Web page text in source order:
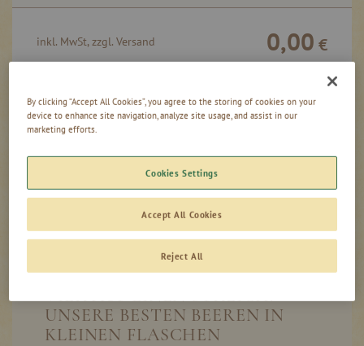
Artikel
inkl. MwSt, zzgl. Versand 0,00 €
In den Warenkorb
Auf Lager
VIER AUF EINEN STREICH:
UNSERE BESTEN BEEREN IN
KLEINEN FLASCHEN
By clicking “Accept All Cookies”, you agree to the storing of cookies on your
device to enhance site navigation, analyze site usage, and assist in our
marketing efforts.
Cookies Settings
Reject All
Accept All Cookies